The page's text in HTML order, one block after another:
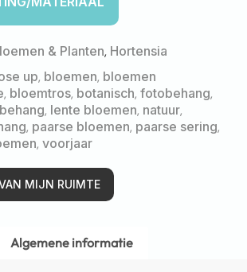
& Planten, Hortensia
up, bloemen, bloemen
, bloemtros, botanisch, fotobehang,
, lente bloemen, natuur,
, paarse bloemen, paarse sering,
, voorjaar
MIJN RUIMTE
Algemene informatie